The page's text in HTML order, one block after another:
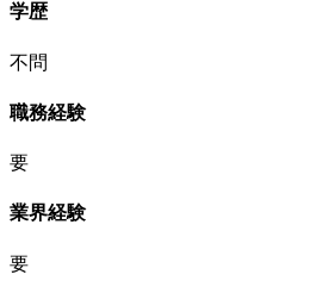
学歴
不問
職務経験
要
業界経験
要